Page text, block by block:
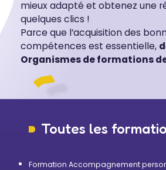
mieux adapté et obtenez une
quelques clics !
Parce que l’acquisition des
compétences est essentielle,
Organismes de formations
Toutes les
Formation Accompagnement